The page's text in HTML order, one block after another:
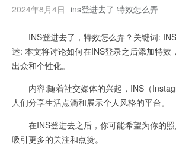
2024年8月4日 ins登进去了 特效怎么弄
INS登进去了，特效怎么弄？关键词:
述: 本文将讨论如何在INS登录之后添加特效
出众和个性化。
内容:随着社交媒体的兴起，INS（
人们分享生活点滴和展示个人风格的平台。
在INS登进去之后，你可能希望为你的照
吸引更多的关注和点赞。